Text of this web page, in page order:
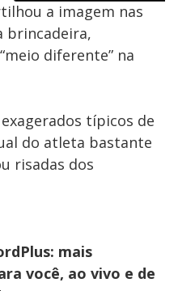
a imagem nas
brincadeira,
diferente” na
típicos de
do atleta bastante
risadas dos
mais
você, ao vivo e de